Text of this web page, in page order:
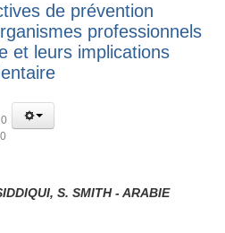
de prévention
professionnels
et leurs implications
S. SMITH - ARABIE